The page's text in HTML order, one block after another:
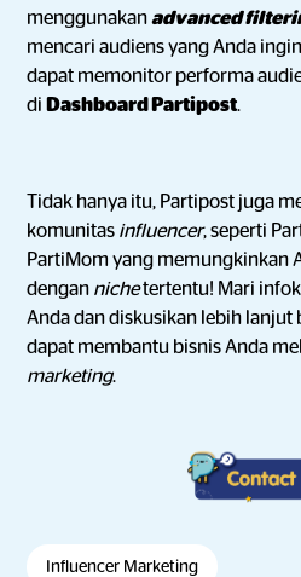
menggunakanadvanced
mencari audiens yang Anda
dapat memonitor performa
di Dashboard Partipost.
Tidak hanya itu, Partipost juga
komunitas influencer, seperti
PartiMom yang memungkinkan
dengan nichetertentu! Mari
Anda dan diskusikan lebih lanjut
dapat membantu bisnis Anda
marketing.
Influencer Marketing